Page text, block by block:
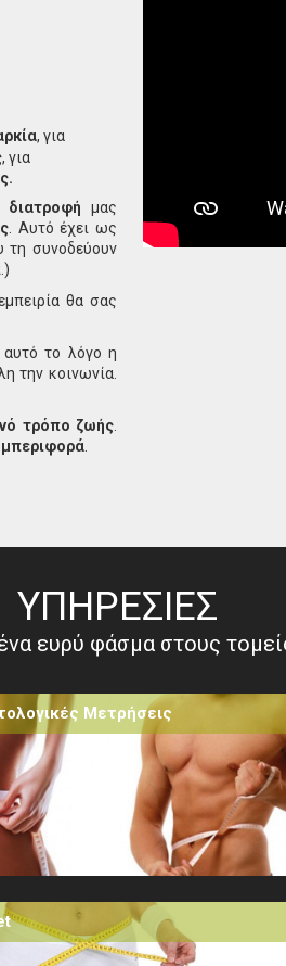
, για
, για
διατροφή μας
. Αυτό έχει ως
τη συνοδεύουν
θα σας
το λόγο η
την κοινωνία.
τρόπο ζωής
ΥΠΗΡΕΣΙΕΣ
ευρύ φάσμα στους
Μετρήσεις